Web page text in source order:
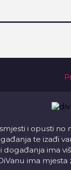
i opusti
te izađi
događanja ima
ima mjesta